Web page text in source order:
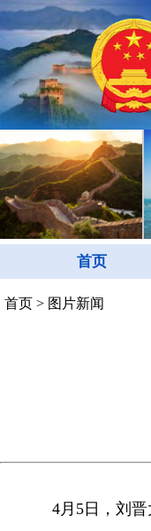
首页
首页 > 图片新闻
4月5日，刘